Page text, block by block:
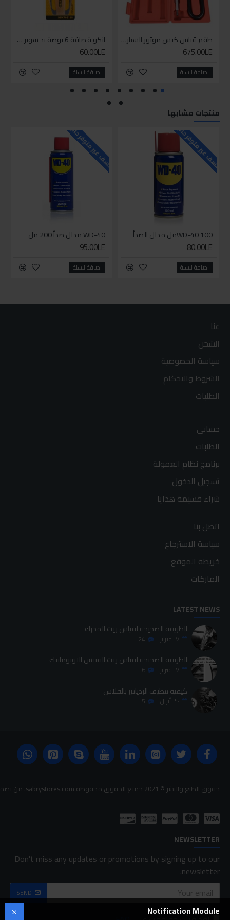
طقم قياس كبس موتور السياره 3 ق
675.00LE
اضافة للسلة
انكو قصافة 6 بوصة يد سوبر وان
60.00LE
اضافة للسلة
منتجات مشابها
للاسف غير متوفر حاليا
WD-40 100مل مذلل الصدأ
80.00LE
اضافة للسلة
للاسف غير متوفر حاليا
WD-40 مذلل صدأ 200 مل
95.00LE
اضافة للسلة
عنا
الشحن
سياسة الخصوصية
الشروط والاحكام
الطلبات
حسابي
الطلبات
برنامج نظام العمولة
تسجيل الدخول
شراء قسيمة هدايا
اتصل بنا
سياسة الاسترجاع
خريطة الموقع
الماركات
LATEST NEWS
الطريقة الصحيحة لقياس زيت المحرك
٠٧ فبراير 24
الطريقة الصحيحة لقياس زيت الفتيس الاوتوماتيك
٠٧ فبراير 6
كيفية تنظيف الردياتير بالفلاش
٣٠ أبريل 5
حقوق الطبع والنشر © 2021 جميع الحقوق محفوظة sabrystores.com. من تصميم-
NEWSLETTER
Don't miss any updates or promotions by signing up to our
newsletter.
SEND
Notification Module